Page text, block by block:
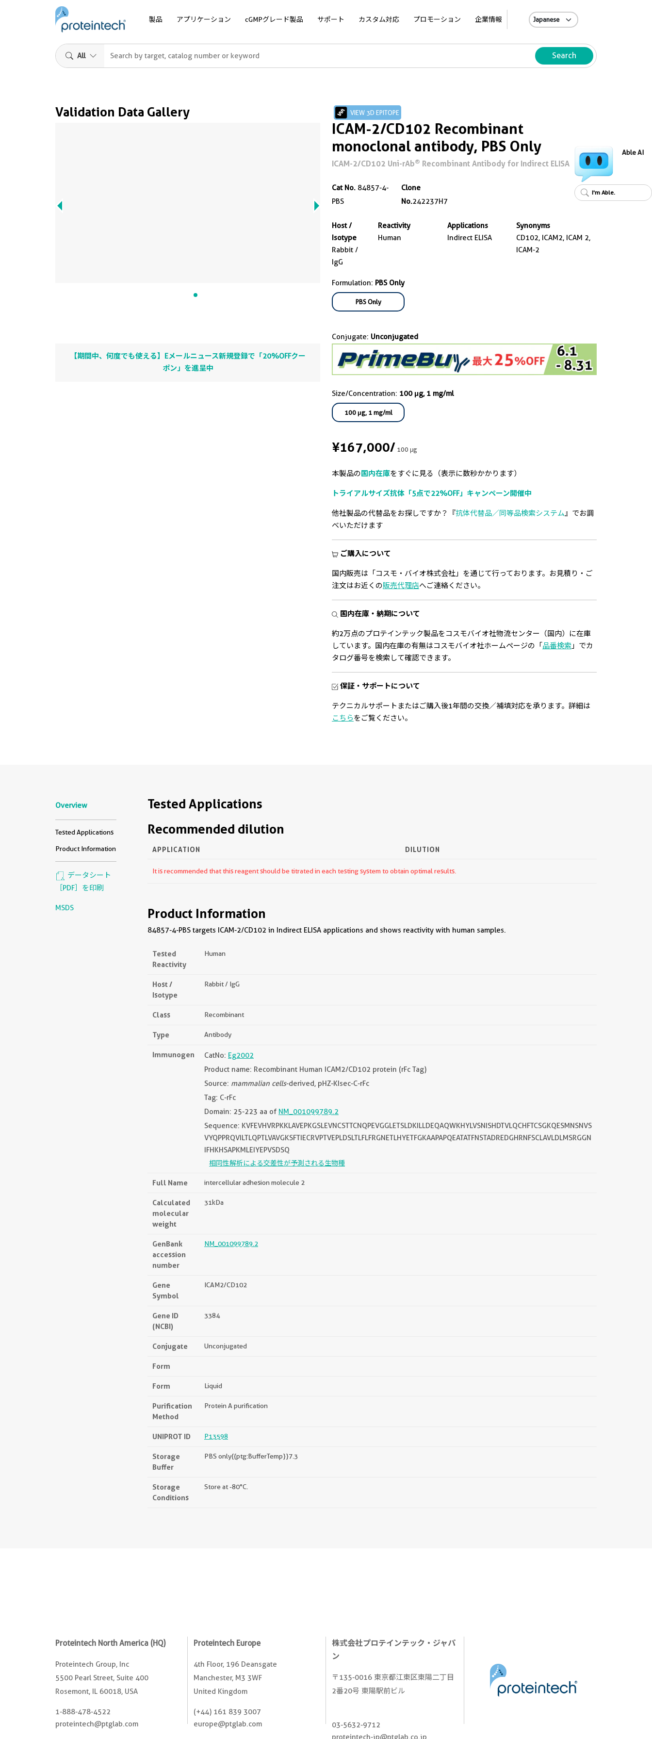
製品 アプリケーション cGMPグレード製品 サポート カスタム対応 プロモーション 企業情報
All Search
Validation Data Gallery
【期間中、何度でも使える】Eメールニュース新規登録で「20%OFFクー
ポン」を進呈中
VIEW 3D EPITOPE
ICAM-2/CD102 Recombinant
monoclonal antibody, PBS Only
ICAM-2/CD102 Uni-rAb® Recombinant Antibody for Indirect ELISA
Cat No. 84857-4-
PBS
Clone
No.242237H7
Host /
Isotype
Rabbit /
IgG
Reactivity
Human
Applications
Indirect ELISA
Synonyms
CD102, ICAM2, ICAM 2,
ICAM-2
Formulation: PBS Only
PBS Only
Conjugate: Unconjugated
Size/Concentration: 100 μg, 1 mg/ml
100 μg, 1 mg/ml
¥167,000/100 μg
本製品の 国内在庫をすぐに見る（表示に数秒かかります）
トライアルサイズ抗体「5点で22%OFF」キャンペーン開催中
他社製品の代替品をお探しですか？『抗体代替品／同等品検索システム』でお調
べいただけます
ご購入について
国内販売は「コスモ・バイオ株式会社」を通じて行っております。お見積り・ご
注文はお近くの販売代理店へご連絡ください。
国内在庫・納期について
約2万点のプロテインテック製品をコスモバイオ社物流センター（国内）に在庫
しています。国内在庫の有無はコスモバイオ社ホームページの「 品番検索 」でカ
タログ番号を検索して確認できます。
保証・サポートについて
テクニカルサポートまたはご購入後1年間の交換／補填対応を承ります。詳細は
こちらをご覧ください。
Overview
Tested Applications
Product Information
データシート
［PDF］を印刷
MSDS
Tested Applications
Recommended dilution
APPLICATION DILUTION
It is recommended that this reagent should be titrated in each testing system to obtain optimal results.
Product Information
84857-4-PBS targets ICAM-2/CD102 in Indirect ELISA applications and shows reactivity with human samples.
Tested
Reactivity
Human
Host /
Isotype
Rabbit / IgG
Class Recombinant
Type Antibody
Immunogen CatNo: Eg2002
Product name: Recombinant Human ICAM2/CD102 protein (rFc Tag)
Source: mammalian cells-derived, pHZ-KIsec-C-rFc
Tag: C-rFc
Domain: 25-223 aa of NM_001099789.2
Sequence: KVFEVHVRPKKLAVEPKGSLEVNCSTTCNQPEVGGLETSLDKILLDEQAQWKHYLVSNISHDTVLQCHFTCSGKQESMNSNVS
VYQPPRQVILTLQPTLVAVGKSFTIECRVPTVEPLDSLTLFLFRGNETLHYETFGKAAPAPQEATATFNSTADREDGHRNFSCLAVLDLMSRGGN
IFHKHSAPKMLEIYEPVSDSQ
相同性解析による交差性が予測される生物種
Full Name intercellular adhesion molecule 2
Calculated
molecular
weight
31kDa
GenBank
accession
number
NM_001099789.2
Gene
Symbol
ICAM2/CD102
Gene ID
(NCBI)
3384
Conjugate Unconjugated
Form
Form Liquid
Purification
Method
Protein A purification
UNIPROT ID P13598
Storage
Buffer
PBS only{{ptg:BufferTemp}}7.3
Storage
Conditions
Store at -80°C.
Able AI
I'm Able.
Proteintech North America (HQ)
Proteintech Group, Inc
5500 Pearl Street, Suite 400
Rosemont, IL 60018, USA
1-888-478-4522
proteintech@ptglab.com
Proteintech Europe
4th Floor, 196 Deansgate
Manchester, M3 3WF
United Kingdom
(+44) 161 839 3007
europe@ptglab.com
株式会社プロテインテック・ジャパ
ン
〒135-0016 東京都江東区東陽二丁目
2番20号 東陽駅前ビル
03-5632-9712
proteintech-jp@ptglab.co.jp